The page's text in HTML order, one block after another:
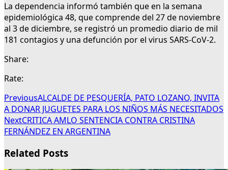
La dependencia informó también que en la semana
epidemiológica 48, que comprende del 27 de noviembre
al 3 de diciembre, se registró un promedio diario de mil
181 contagios y una defunción por el virus SARS-CoV-2.
Share:
Rate:
PreviousALCALDE DE PESQUERÍA, PATO LOZANO, INVITA
A DONAR JUGUETES PARA LOS NIÑOS MÁS NECESITADOS
NextCRITICA AMLO SENTENCIA CONTRA CRISTINA
FERNÁNDEZ EN ARGENTINA
Related Posts